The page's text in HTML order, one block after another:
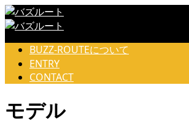
BUZZ-ROUTEについて
ENTRY
CONTACT
モデル